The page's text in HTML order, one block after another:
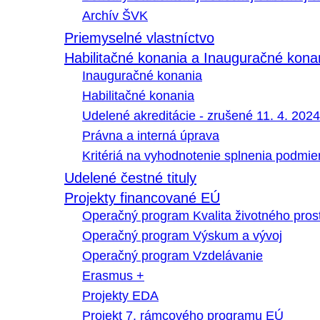
Archív ŠVK
Priemyselné vlastníctvo
Habilitačné konania a Inauguračné
Inauguračné konania
Habilitačné konania
Udelené akreditácie - zrušené 11. 4. 2024
Právna a interná úprava
Kritériá na vyhodnotenie splnenia
Udelené čestné tituly
Projekty financované EÚ
Operačný program Kvalita životného
Operačný program Výskum a vývoj
Operačný program Vzdelávanie
Erasmus +
Projekty EDA
Projekt 7. rámcového programu EÚ